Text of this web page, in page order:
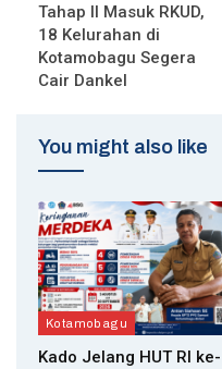
Tahap II Masuk RKUD,
18 Kelurahan di
Kotamobagu Segera
Cair Dankel
You might also like
Kotamobagu
Kado Jelang HUT RI ke-